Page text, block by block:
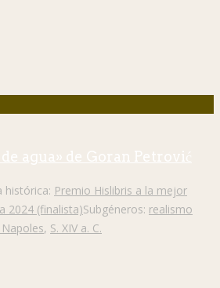
agua» de Goran Petrović
histórica: Premio Hislibris a la mejor
2024 (finalista)Subgéneros: realismo
, S. XIV a. C.